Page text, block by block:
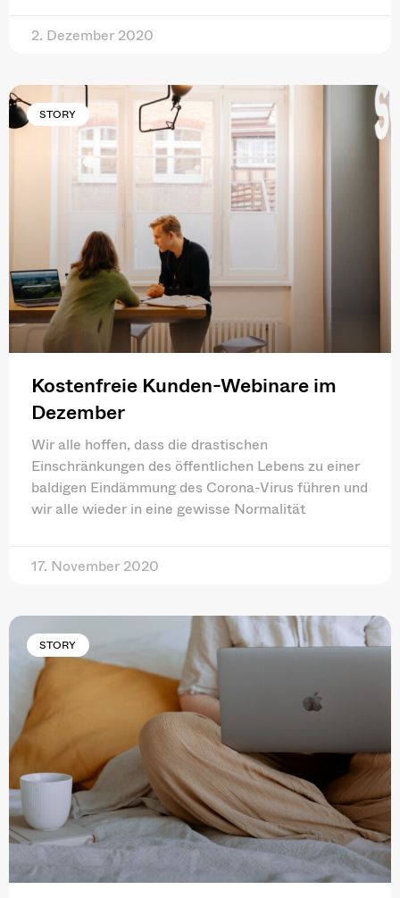
2. Dezember 2020
STORY
Kostenfreie Kunden-Webinare im
Dezember
Wir alle hoffen, dass die drastischen
Einschränkungen des öffentlichen Lebens zu einer
baldigen Eindämmung des Corona-Virus führen und
wir alle wieder in eine gewisse Normalität
17. November 2020
STORY